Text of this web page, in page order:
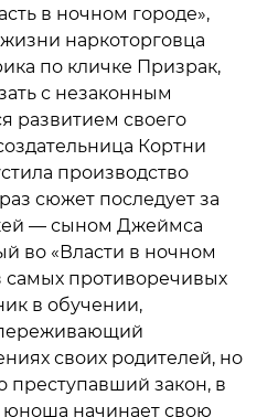
в ночном городе»,
наркоторговца
по кличке Призрак,
с незаконным
развитием своего
Кортни
производство
сюжет последует за
— сыном Джеймса
во «Власти в ночном
самых противоречивых
в обучении,
своих родителей, но
преступавший закон, в
юноша начинает свою